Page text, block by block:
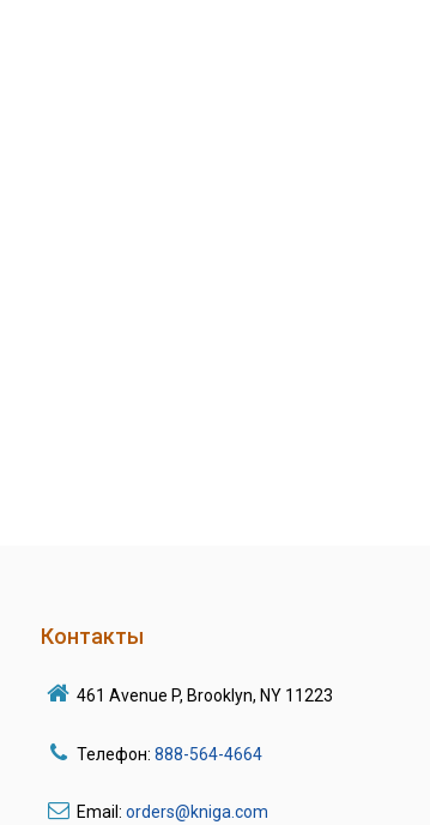
Контакты
461 Avenue P, Brooklyn, NY 11223
Телефон: 888-564-4664
Email: orders@kniga.com